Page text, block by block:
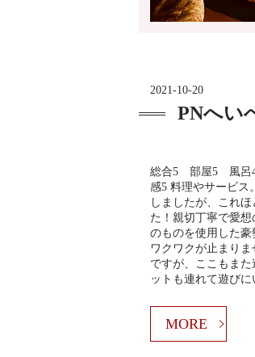
2021-10-20
PNへい
総合5 部屋5 風呂
感5 料理やサービス
しましたが、これ
た！親切丁寧で愛
のものを使用した豪
ワクワクが止まり
ですが、ここもま
ットも連れて遊びに
MORE